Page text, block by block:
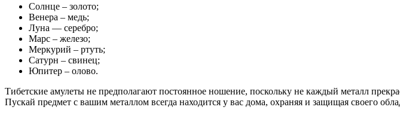
Солнце – золото;
Венера – медь;
Луна — серебро;
Марс – железо;
Меркурий – ртуть;
Сатурн – свинец;
Юпитер – олово.
Тибетские амулеты не предполагают постоянное ношение, поскольку не каждый металл
Пускай предмет с вашим металлом всегда находится у вас дома, охраняя и защищая своего